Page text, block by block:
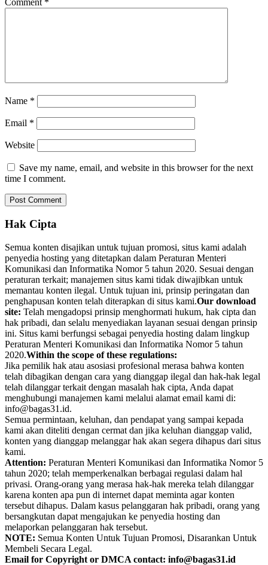
Comment *
Name *
Email *
Website
Save my name, email, and website in this browser for the next
time I comment.
Hak Cipta
Semua konten disajikan untuk tujuan promosi, situs kami adalah
penyedia hosting yang ditetapkan dalam Peraturan Menteri
Komunikasi dan Informatika Nomor 5 tahun 2020. Sesuai dengan
peraturan terkait; manajemen situs kami tidak diwajibkan untuk
memantau konten ilegal. Untuk tujuan ini, prinsip peringatan dan
penghapusan konten telah diterapkan di situs kami.Our download
site: Telah mengadopsi prinsip menghormati hukum, hak cipta dan
hak pribadi, dan selalu menyediakan layanan sesuai dengan prinsip
ini. Situs kami berfungsi sebagai penyedia hosting dalam lingkup
Peraturan Menteri Komunikasi dan Informatika Nomor 5 tahun
2020.Within the scope of these regulations:
Jika pemilik hak atau asosiasi profesional merasa bahwa konten
telah dibagikan dengan cara yang dianggap ilegal dan hak-hak legal
telah dilanggar terkait dengan masalah hak cipta, Anda dapat
menghubungi manajemen kami melalui alamat email kami di:
info@bagas31.id.
Semua permintaan, keluhan, dan pendapat yang sampai kepada
kami akan diteliti dengan cermat dan jika keluhan dianggap valid,
konten yang dianggap melanggar hak akan segera dihapus dari situs
kami.
Attention: Peraturan Menteri Komunikasi dan Informatika Nomor 5
tahun 2020; telah memperkenalkan berbagai regulasi dalam hal
privasi. Orang-orang yang merasa hak-hak mereka telah dilanggar
karena konten apa pun di internet dapat meminta agar konten
tersebut dihapus. Dalam kasus pelanggaran hak pribadi, orang yang
bersangkutan dapat mengajukan ke penyedia hosting dan
melaporkan pelanggaran hak tersebut.
NOTE: Semua Konten Untuk Tujuan Promosi, Disarankan Untuk
Membeli Secara Legal.
Email for Copyright or DMCA contact: info@bagas31.id